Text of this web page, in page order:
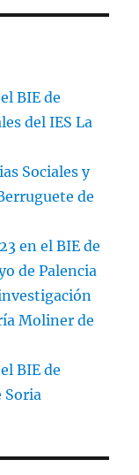
BIE de
del IES La
Sociales y
de
en el BIE de
de Palencia
Moliner de
BIE de
Soria